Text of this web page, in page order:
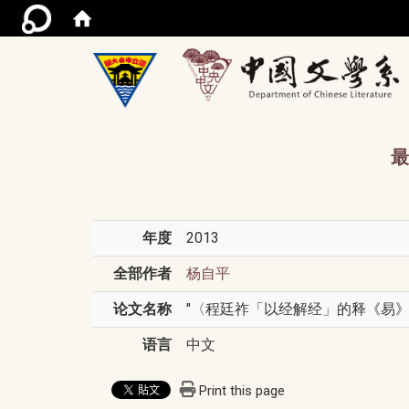
年度 2013
全部作者 杨自平
论文名称 "〈程廷祚「以经解经」的释《易
语言 中文
Print this page